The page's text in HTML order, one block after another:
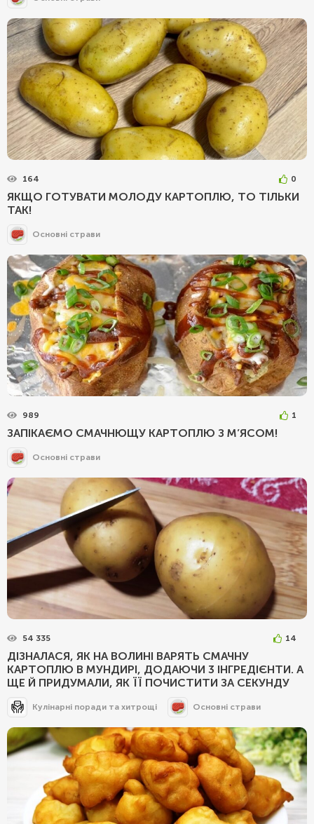
164 0
ЯКЩО ГОТУВАТИ МОЛОДУ КАРТОПЛЮ, ТО ТІЛЬКИ
ТАК!
Основні страви
989 1
ЗАПІКАЄМО СМАЧНЮЩУ КАРТОПЛЮ З М’ЯСОМ!
Основні страви
54 335 14
ДІЗНАЛАСЯ, ЯК НА ВОЛИНІ ВАРЯТЬ СМАЧНУ
КАРТОПЛЮ В МУНДИРІ, ДОДАЮЧИ 3 ІНГРЕДІЄНТИ. А
ЩЕ Й ПРИДУМАЛИ, ЯК ЇЇ ПОЧИСТИТИ ЗА СЕКУНДУ
Кулінарні поради та хитрощі Основні страви